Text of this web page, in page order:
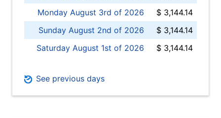
Monday August 3rd of 2026
$ 3,144.14
Sunday August 2nd of 2026
$ 3,144.14
Saturday August 1st of 2026
$ 3,144.14
See previous days